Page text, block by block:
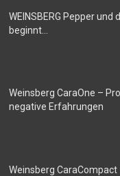
WEINSBERG Pepper und
beginnt…
Weinsberg CaraOne –
negative Erfahrungen
Weinsberg CaraCompact